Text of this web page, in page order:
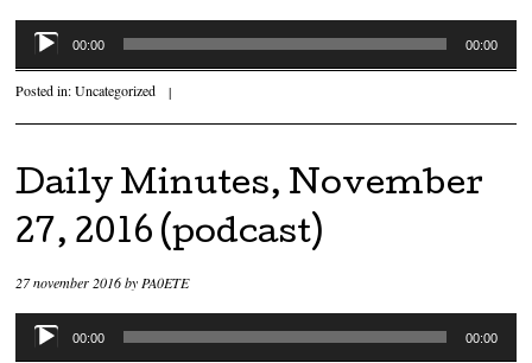
Audiospeler
00:00 00:00
Posted in:Uncategorized |
Daily Minutes, November
27, 2016 (podcast)
27 november 2016byPA0ETE
Audiospeler
00:00 00:00